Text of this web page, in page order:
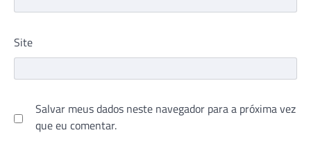
Site
Salvar meus dados neste navegador para a próxima vez
que eu comentar.